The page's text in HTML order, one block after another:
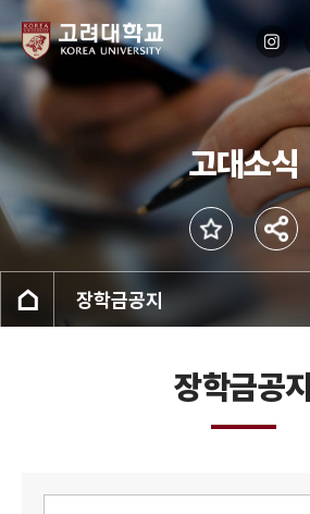
고대소식
장학금공지
장학금공지